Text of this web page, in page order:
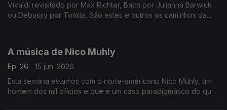
Vivaldi revisitado por Max Richter, Bach por Julianna Barwick
ou Debussy por Tomita. São estes e outros os caminhos da
A música de Nico Muhly
Ep. 26
15 jun. 2026
Esta semana estamos com o norte-americano Nico Muhly, um
homem dos mil ofícios e que é um caso paradigmático do que